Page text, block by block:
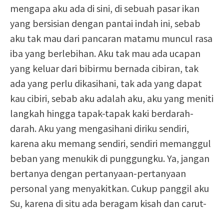
mengapa aku ada di sini, di sebuah pasar ikan
yang bersisian dengan pantai indah ini, sebab
aku tak mau dari pancaran matamu muncul rasa
iba yang berlebihan. Aku tak mau ada ucapan
yang keluar dari bibirmu bernada cibiran, tak
ada yang perlu dikasihani, tak ada yang dapat
kau cibiri, sebab aku adalah aku, aku yang meniti
langkah hingga tapak-tapak kaki berdarah-
darah. Aku yang mengasihani diriku sendiri,
karena aku memang sendiri, sendiri memanggul
beban yang menukik di punggungku. Ya, jangan
bertanya dengan pertanyaan-pertanyaan
personal yang menyakitkan. Cukup panggil aku
Su, karena di situ ada beragam kisah dan carut-